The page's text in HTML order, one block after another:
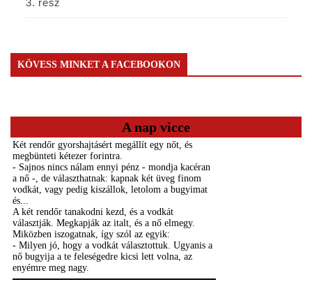
KÖVESS MINKET A FACEBOOKON
A nap vicce